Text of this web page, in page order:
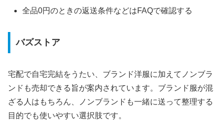
全品0円のときの返送条件などはFAQで確認する
バズストア
宅配で自宅完結をうたい、ブランド洋服に加えてノンブラ
ンドも売却できる旨が案内されています。ブランド服が混
ざる人はもちろん、ノンブランドも一緒に送って整理する
目的でも使いやすい選択肢です。